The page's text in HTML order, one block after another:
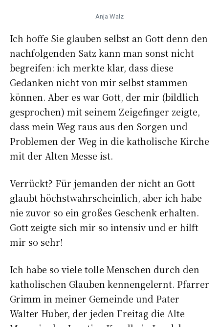
Anja Walz
Ich hoffe Sie glauben selbst an Gott denn den
nachfolgenden Satz kann man sonst nicht
begreifen: ich merkte klar, dass diese
Gedanken nicht von mir selbst stammen
können. Aber es war Gott, der mir (bildlich
gesprochen) mit seinem Zeigefinger zeigte,
dass mein Weg raus aus den Sorgen und
Problemen der Weg in die katholische Kirche
mit der Alten Messe ist.
Verrückt? Für jemanden der nicht an Gott
glaubt höchstwahrscheinlich, aber ich habe
nie zuvor so ein großes Geschenk erhalten.
Gott zeigte sich mir so intensiv und er hilft
mir so sehr!
Ich habe so viele tolle Menschen durch den
katholischen Glauben kennengelernt. Pfarrer
Grimm in meiner Gemeinde und Pater
Walter Huber, der jeden Freitag die Alte